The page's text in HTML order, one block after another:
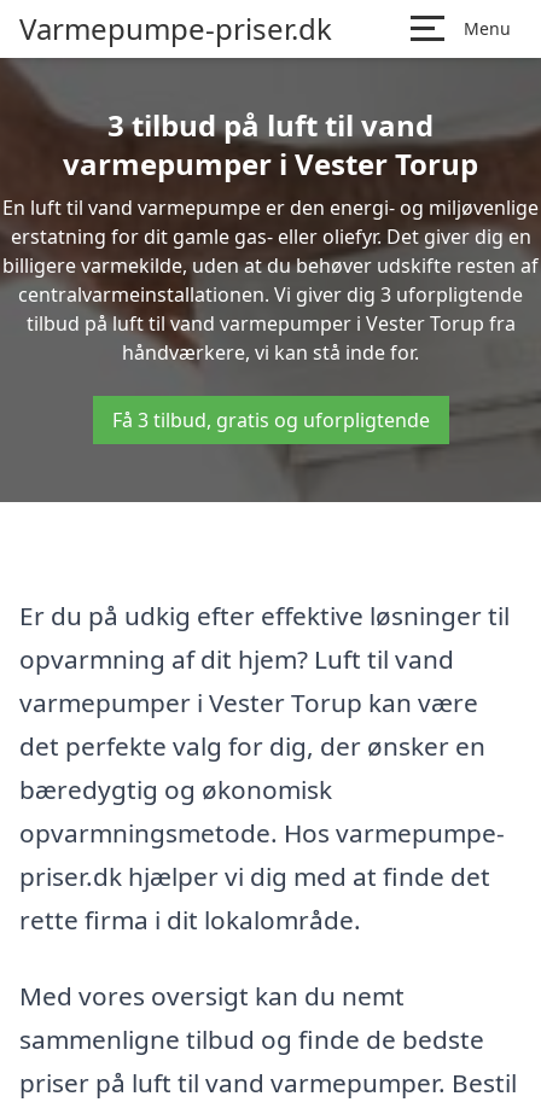
Varmepumpe-priser.dk Menu
3 tilbud på luft til vand
varmepumper i Vester Torup
En luft til vand varmepumpe er den energi- og miljøvenlige
erstatning for dit gamle gas- eller oliefyr. Det giver dig en
billigere varmekilde, uden at du behøver udskifte resten af
centralvarmeinstallationen. Vi giver dig 3 uforpligtende
tilbud på luft til vand varmepumper i Vester Torup fra
håndværkere, vi kan stå inde for.
Få 3 tilbud, gratis og uforpligtende
Er du på udkig efter effektive løsninger til
opvarmning af dit hjem? Luft til vand
varmepumper i Vester Torup kan være
det perfekte valg for dig, der ønsker en
bæredygtig og økonomisk
opvarmningsmetode. Hos varmepumpe-
priser.dk hjælper vi dig med at finde det
rette firma i dit lokalområde.
Med vores oversigt kan du nemt
sammenligne tilbud og finde de bedste
priser på luft til vand varmepumper. Bestil